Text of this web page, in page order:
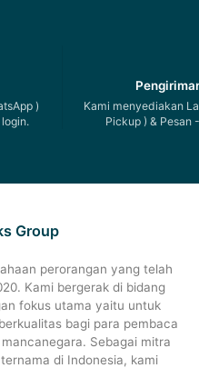
)
Kami menyediakan
Pickup ) & Pesan
Group
perorangan yang telah
Kami bergerak di bidang
fokus utama yaitu untuk
bagi para pembaca
Sebagai mitra
di Indonesia, kami